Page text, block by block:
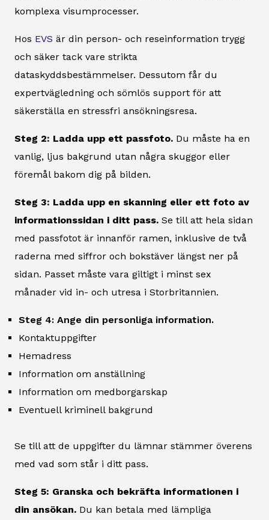
komplexa visumprocesser.
Hos EVS är din person- och reseinformation trygg
och säker tack vare strikta
dataskyddsbestämmelser. Dessutom får du
expertvägledning och sömlös support för att
säkerställa en stressfri ansökningsresa.
Steg 2: Ladda upp ett passfoto. Du måste ha en
vanlig, ljus bakgrund utan några skuggor eller
föremål bakom dig på bilden.
Steg 3: Ladda upp en skanning eller ett foto av
informationssidan i ditt pass. Se till att hela sidan
med passfotot är innanför ramen, inklusive de två
raderna med siffror och bokstäver längst ner på
sidan. Passet måste vara giltigt i minst sex
månader vid in- och utresa i Storbritannien.
Steg 4: Ange din personliga information.
Kontaktuppgifter
Hemadress
Information om anställning
Information om medborgarskap
Eventuell kriminell bakgrund
Se till att de uppgifter du lämnar stämmer överens
med vad som står i ditt pass.
Steg 5: Granska och bekräfta informationen i
din ansökan. Du kan betala med lämpliga